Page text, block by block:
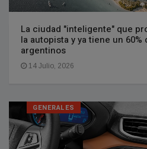
La ciudad "inteligente" que
la autopista y ya tiene un
argentinos
14 Julio, 2026
GENERALES